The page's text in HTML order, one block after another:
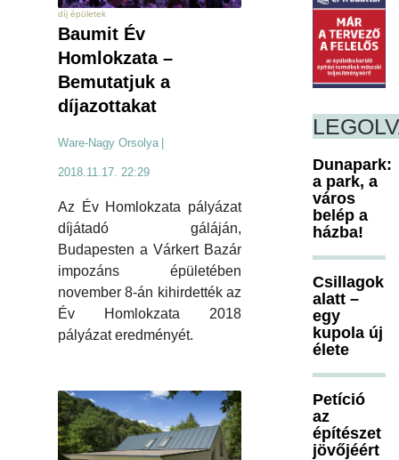
díj épületek
Baumit Év
Homlokzata –
Bemutatjuk a
díjazottakat
Ware-Nagy Orsolya
2018.11.17. 22:29
Az Év Homlokzata pályázat
díjátadó gáláján,
Budapesten a Várkert Bazár
impozáns épületében
november 8-án kihirdették az
Év Homlokzata 2018
pályázat eredményét.
Dunapark:
a park, a
város
belép a
házba!
Csillagok
alatt –
egy
kupola új
élete
Petíció
az
építészet
jövőjéért